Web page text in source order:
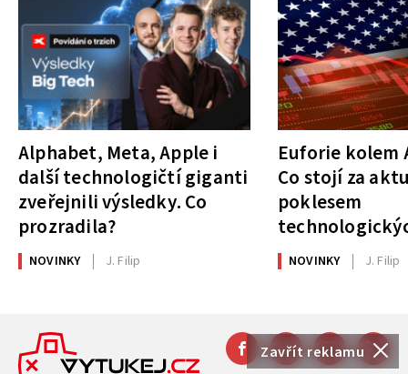
Zavřít reklamu
Alphabet, Meta, Apple i
další technologičtí giganti
zveřejnili výsledky. Co
prozradila?
NOVINKY J. Filip
Euforie kolem
Co stojí za
poklesem
NOVINKY J. Filip